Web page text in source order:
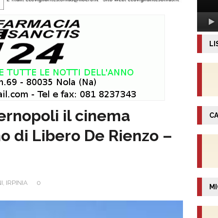
il cinema
di Libero De Rienzo –
, IRPINIA 0